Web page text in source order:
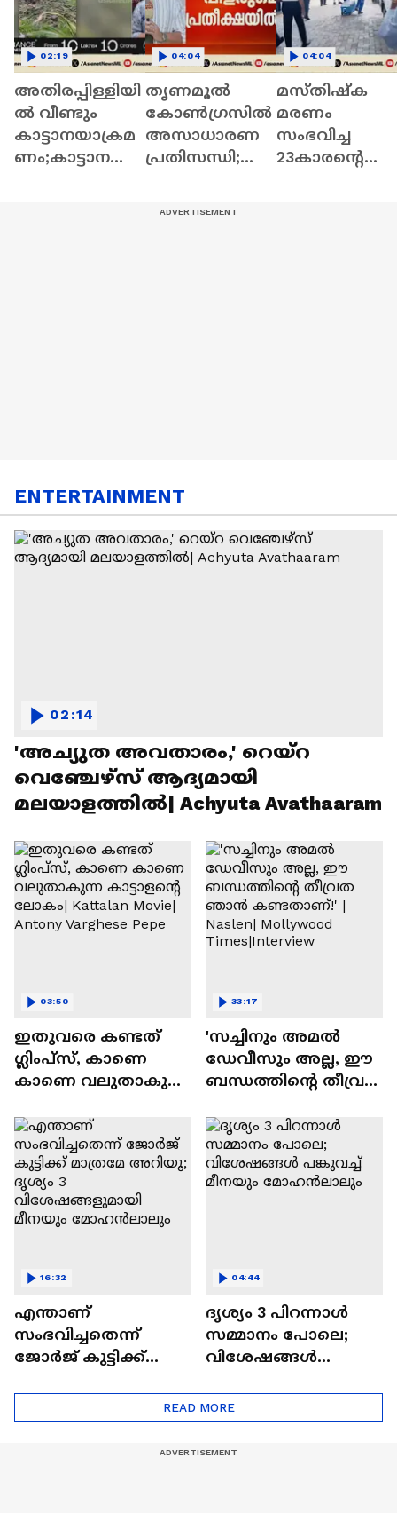
അതിരപ്പിള്ളിയി
ൽ വീണ്ടും
കാട്ടാനയാക്രമ
ണം;കാട്ടാന
02:19
തൃണമൂൽ
കോൺഗ്രസിൽ
അസാധാരണ
പ്രതിസന്ധി;
04:04
മസ്തിഷ്ക
മരണം
സംഭവിച്ച
23കാരന്റെ
04:04
ENTERTAINMENT
'അച്യുത അവതാരം,' റെയ്റ
വെഞ്ചേഴ്‌സ് ആദ്യമായി
മലയാളത്തിൽ| Achyuta Avathaaram
02:14
ഇതുവരെ കണ്ടത്
ഗ്ലിംപ്സ്, കാണെ
കാണെ വലുതാകുന്ന
Kattalan Movie|
Antony Varghese Pepe
03:50
'സച്ചിനും അമൽ
ഡേവീസും അല്ല, ഈ
ബന്ധത്തിൻ്റെ തീവ്രത
Naslen| Mollywood
Times|Interview
33:17
എന്താണ്
സംഭവിച്ചതെന്ന്
ജോർജ് കുട്ടിക്ക്
വിശേഷങ്ങളുമായി
16:32
ദൃശ്യം 3 പിറന്നാൾ
സമ്മാനം പോലെ;
വിശേഷങ്ങൾ
മോഹൻലാലും
04:44
READ MORE